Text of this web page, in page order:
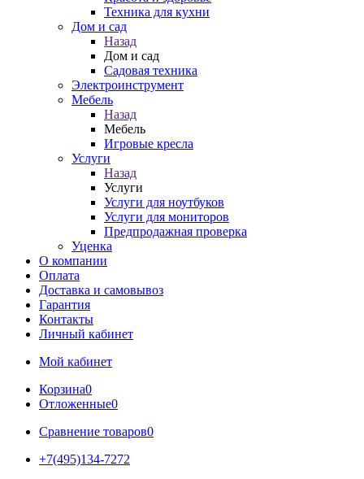
Техника для кухни
Дом и сад
Назад
Дом и сад
Садовая техника
Электроинструмент
Мебель
Назад
Мебель
Игровые кресла
Услуги
Назад
Услуги
Услуги для ноутбуков
Услуги для мониторов
Предпродажная проверка
Уценка
О компании
Оплата
Доставка и самовывоз
Гарантия
Контакты
Личный кабинет
Мой кабинет
Корзина0
Отложенные0
Сравнение товаров0
+7(495)134-7272